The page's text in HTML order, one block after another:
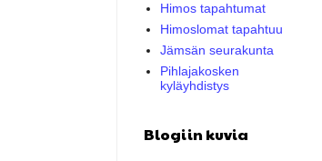
Himos tapahtumat
Himoslomat tapahtuu
Jämsän seurakunta
Pihlajakosken
kyläyhdistys
Blogiin kuvia